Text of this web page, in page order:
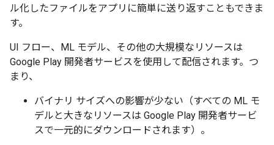
ル化したファイルをアプリに簡単に送り返すこともできま
す。
UI フロー、ML モデル、その他の大規模なリソースは
Google Play 開発者サービスを使用して配信されます。つ
まり、
バイナリ サイズへの影響が少ない（すべての ML モ
デルと大きなリソースは Google Play 開発者サービ
スで一元的にダウンロードされます）。